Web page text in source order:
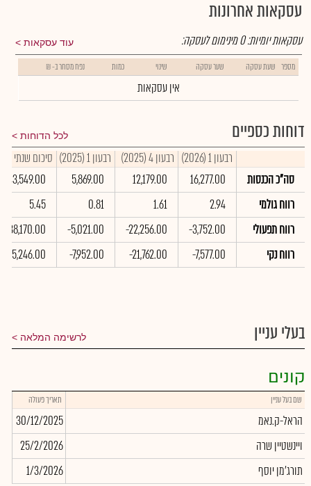
עסקאות אחרונות
עוד עסקאות עסקאות יומיות:0מינימום לעסקה:
מספר שעת עסקה שער עסקה שינוי כמות נפח מסחר ב- ₪
אין עסקאות
דוחות כספיים לכל הדוחות
רבעון 1 (2026) רבעון 4 (2025) רבעון 1 (2025)
סיכום שנתי 2025
סה"כ הכנסות
16,277.00
12,179.00
5,869.00
43,549.00
רווח גולמי
2.94
1.61
0.81
5.45
רווח תפעולי
-3,752.00
-22,256.00
-5,021.00
-38,170.00
רווח נקי
-7,577.00
-21,762.00
-7,952.00
-45,246.00
בעלי עניין לרשימה המלאה
קונים
שם בעל עניין תאריך פעולה
הראל-ק.נאמ 30/12/2025
ויינשטיין שרה
25/2/2026
תורג'מן יוסף
1/3/2026